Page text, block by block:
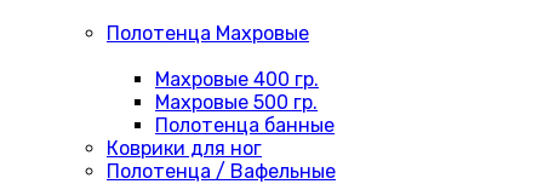
Полотенца Махровые
Махровые 400 гр.
Махровые 500 гр.
Полотенца банные
Коврики для ног
Полотенца / Вафельные